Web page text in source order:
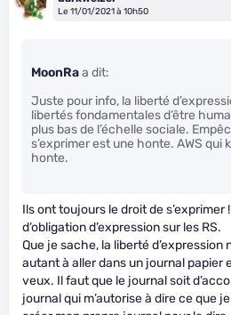
Le 11/01/2021 à 10h50
MoonRaa dit:
Juste pour info, la liberté
libertés fondamentales d’être
plus bas de l’échelle sociale.
s’exprimer est une honte. AWS qui
honte.
Ils ont toujours le droit de s’exprimer
d’obligation d’expression sur les RS.
Que je sache, la liberté d’expression
autant à aller dans un journal papier
veux. Il faut que le journal soit
journal qui m’autorise à dire ce que